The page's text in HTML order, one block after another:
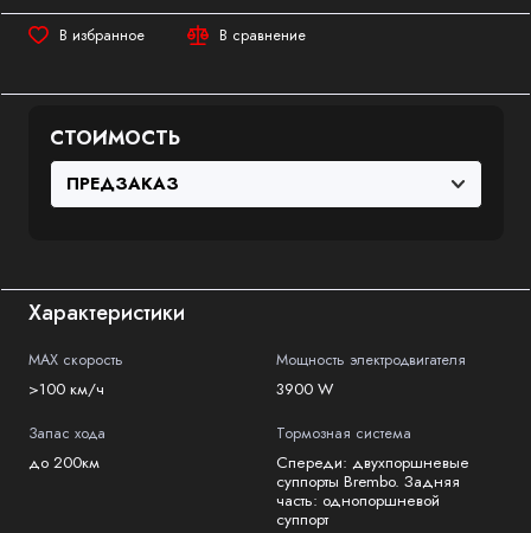
В избранное В сравнение
СТОИМОСТЬ
Характеристики
MAX скорость
>100 км/ч
Мощность электродвигателя
3900 W
Запас хода
до 200км
Тормозная система
Спереди: двухпоршневые
суппорты Brembo. Задняя
часть: однопоршневой
суппорт